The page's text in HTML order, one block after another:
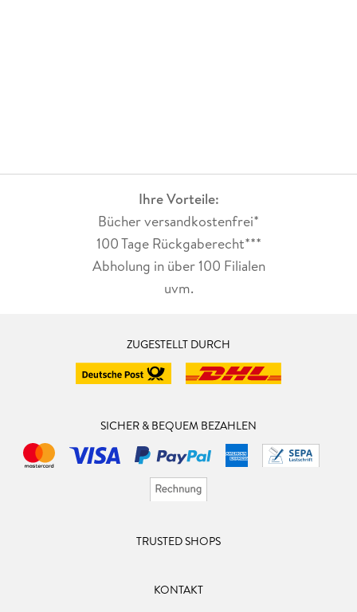
Ihre Vorteile:
Bücher versandkostenfrei*
100 Tage Rückgaberecht***
Abholung in über 100 Filialen
uvm.
ZUGESTELLT DURCH
SICHER & BEQUEM BEZAHLEN
TRUSTED SHOPS
KONTAKT